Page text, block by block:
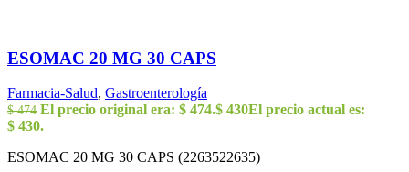
ESOMAC 20 MG 30 CAPS
Farmacia-Salud, Gastroenterología
$474 El precio original era: $ 474.$ 430El precio actual es:
$ 430.
ESOMAC 20 MG 30 CAPS (2263522635)